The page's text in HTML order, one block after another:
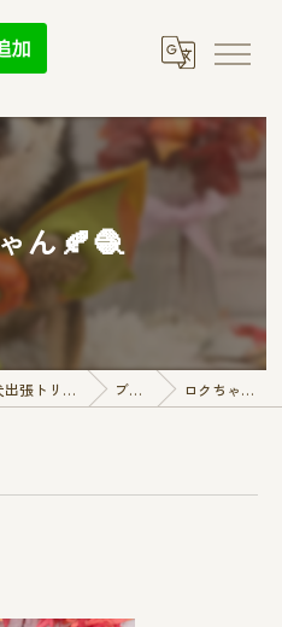
ん🍂🧶
三重県のペットサロンなら愛犬出張トリミング E-QunQun ブログ ロクちゃん🍂🧶